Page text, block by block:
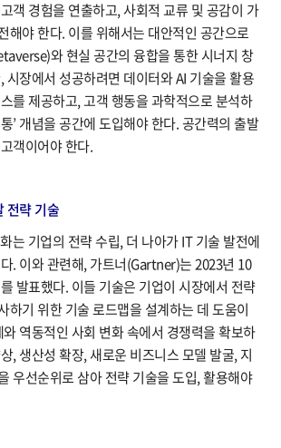
객 경험을 연출하고, 사회적 교류 및 공감이 가
해야 한다. 이를 위해서는 대안적인 공간으로
와 현실 공간의 융합을 통한 시너지 창
시장에서 성공하려면 데이터와 AI 기술을 활용
를 제공하고, 고객 행동을 과학적으로 분석하
’ 개념을 공간에 도입해야 한다. 공간력의 출발
객이어야 한다.
전략 기술
는 기업의 전략 수립, 더 나아가 IT 기술 발전에
. 이와 관련해, 가트너(Gartner)는 2023년 10
발표했다. 이들 기술은 기업이 시장에서 전략
하기 위한 기술 로드맵을 설계하는 데 도움이
역동적인 사회 변화 속에서 경쟁력을 확보하
, 생산성 확장, 새로운 비즈니스 모델 발굴, 지
우선순위로 삼아 전략 기술을 도입, 활용해야